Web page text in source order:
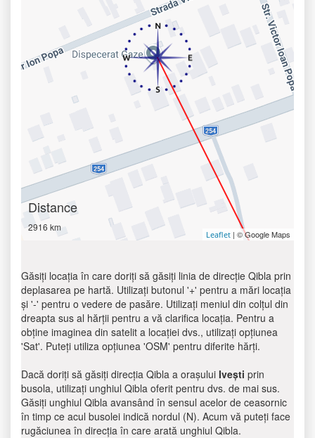
Distance
2916 km
Leaflet | © Google Maps
Găsiți locația în care doriți să găsiți linia de direcție Qibla prin
deplasarea pe hartă. Utilizați butonul '+' pentru a mări locația
și '-' pentru o vedere de pasăre. Utilizați meniul din colțul din
dreapta sus al hărții pentru a vă clarifica locația. Pentru a
obține imaginea din satelit a locației dvs., utilizați opțiunea
'Sat'. Puteți utiliza opțiunea 'OSM' pentru diferite hărți.
Dacă doriți să găsiți direcția Qibla a orașului Ivești prin
busola, utilizați unghiul Qibla oferit pentru dvs. de mai sus.
Găsiți unghiul Qibla avansând în sensul acelor de ceasornic
în timp ce acul busolei indică nordul (N). Acum vă puteți face
rugăciunea în direcția în care arată unghiul Qibla.